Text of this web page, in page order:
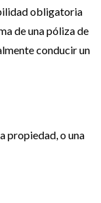
obligatoria
de una póliza de
conducir un
propiedad, o una